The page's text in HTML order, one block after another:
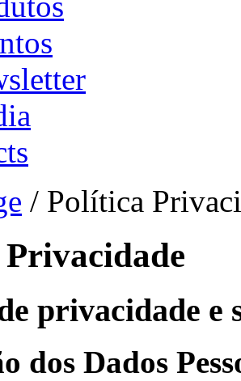
/ Política
privacidade e
dos Dados